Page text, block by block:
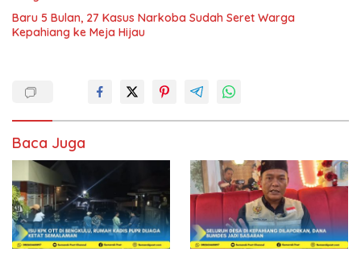
Baru 5 Bulan, 27 Kasus Narkoba Sudah Seret Warga
Kepahiang ke Meja Hijau
Baca Juga